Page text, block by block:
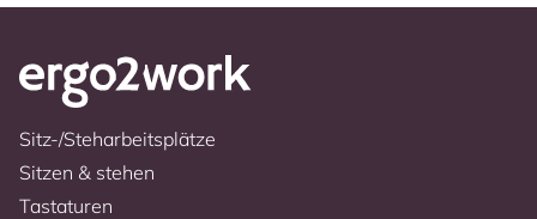
Sitz-/Steharbeitsplätze
Sitzen & stehen
Tastaturen